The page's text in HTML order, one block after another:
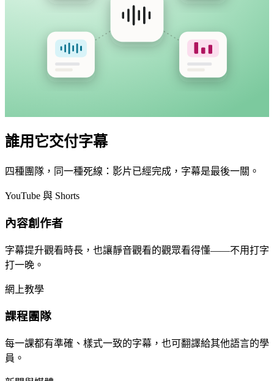
誰用它交付字幕
四種團隊，同一種死線：影片已經完成，字幕是最後一關。
YouTube 與 Shorts
內容創作者
字幕提升觀看時長，也讓靜音觀看的觀眾看得懂——不用打字
打一晚。
網上教學
課程團隊
每一課都有準確、樣式一致的字幕，也可翻譯給其他語言的學
員。